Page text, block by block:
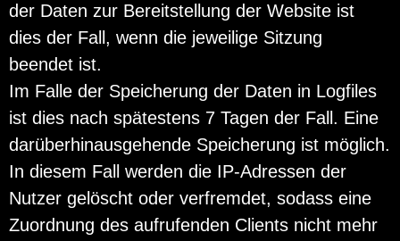
der Daten zur Bereitstellung der Website ist
dies der Fall, wenn die jeweilige Sitzung
beendet ist.
Im Falle der Speicherung der Daten in Logfiles
ist dies nach spätestens 7 Tagen der Fall. Eine
darüberhinausgehende Speicherung ist möglich.
In diesem Fall werden die IP-Adressen der
Nutzer gelöscht oder verfremdet, sodass eine
Zuordnung des aufrufenden Clients nicht mehr